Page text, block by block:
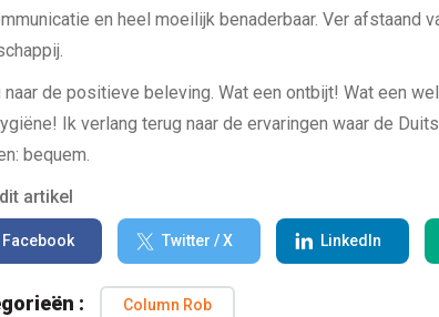
en heel moeilijk benaderbaar. Ver afstaand
naar de positieve beleving. Wat een ontbijt! Wat een
Ik verlang terug naar de ervaringen waar de
bequem.
artikel
Facebook Twitter / X LinkedIn
: Column Rob